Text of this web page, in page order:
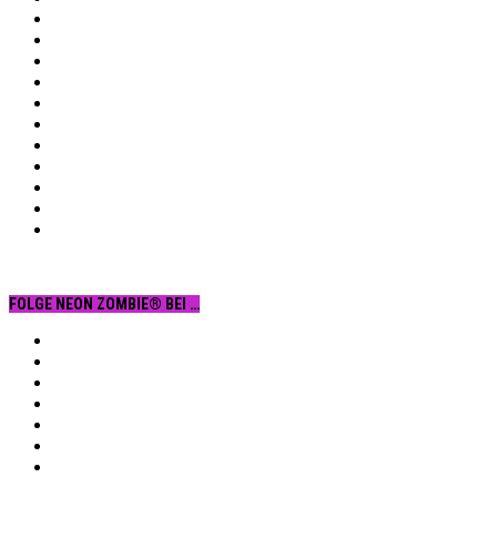
FOLGE NEON ZOMBIE® BEI …